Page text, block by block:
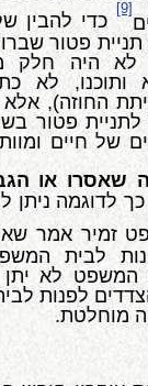
[9]
כדי להבין
פטור
לא היה חלק
ותוכנו, לא
החוזה),
לתניית פטור
של חיים
שאסרו או
כך לדוגמה ניתן
זמיר אמר
לבית
המשפט לא יתן
לפנות
מוחלטת.